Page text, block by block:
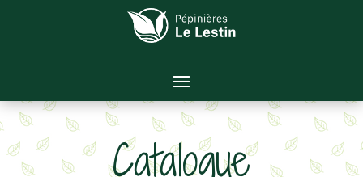
Catalogue